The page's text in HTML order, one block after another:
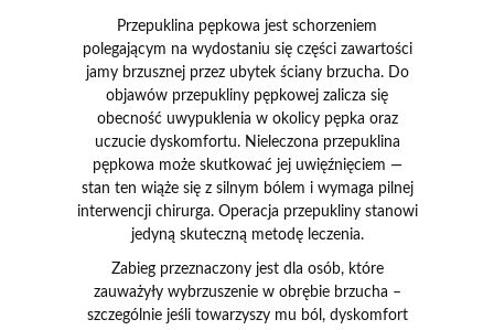
Przepuklina pępkowa jest schorzeniem
polegającym na wydostaniu się części zawartości
jamy brzusznej przez ubytek ściany brzucha. Do
objawów przepukliny pępkowej zalicza się
obecność uwypuklenia w okolicy pępka oraz
uczucie dyskomfortu. Nieleczona przepuklina
pępkowa może skutkować jej uwięźnięciem —
stan ten wiąże się z silnym bólem i wymaga pilnej
interwencji chirurga. Operacja przepukliny stanowi
jedyną skuteczną metodę leczenia.
Zabieg przeznaczony jest dla osób, które
zauważyły wybrzuszenie w obrębie brzucha –
szczególnie jeśli towarzyszy mu ból, dyskomfort